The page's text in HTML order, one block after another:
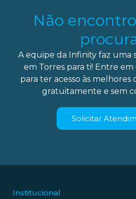
Não
A equipe da Infinity faz uma
em Torres para ti! Entre
para ter acesso às melhores
gratuitamente e sem
Solicitar
Institucional